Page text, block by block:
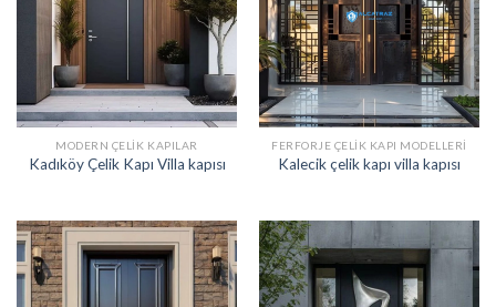
MODERN ÇELIK KAPILAR
Kadıköy Çelik Kapı Villa kapısı
FERFORJE ÇELIK KAPI MODELLERI
Kalecik çelik kapı villa kapısı